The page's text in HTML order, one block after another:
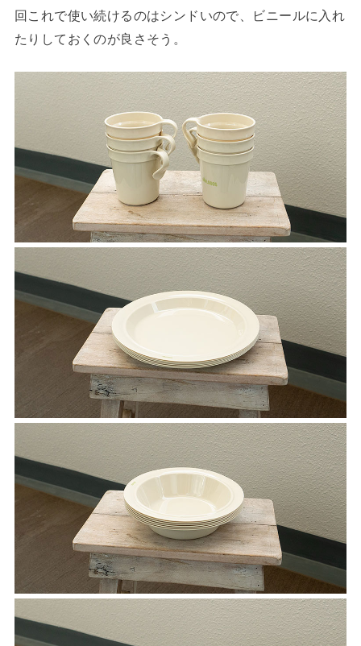
回これで使い続けるのはシンドいので、ビニールに入れ
たりしておくのが良さそう。